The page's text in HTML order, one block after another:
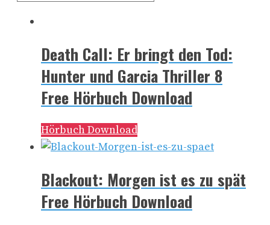
Death Call: Er bringt den Tod:
Hunter und Garcia Thriller 8
Free Hörbuch Download
Hörbuch Download
Blackout: Morgen ist es zu spät
Free Hörbuch Download